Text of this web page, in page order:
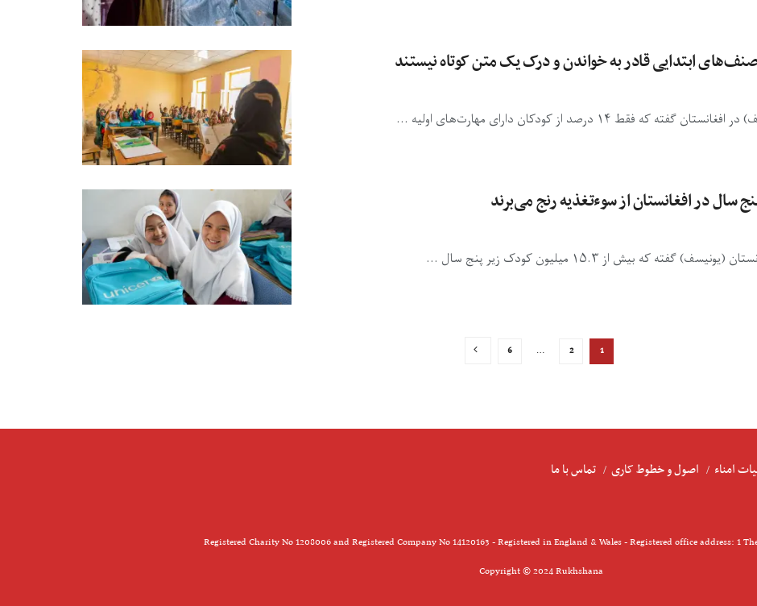
درصد از کودکان دارای مهارت‌های اولیه ...
بیش از ۱۵.۳ میلیون کودک زیر پنج سال ...
1
2
…
6
امناء اصول و خطوط کاری تماس با ما
Registered Charity No 1208006 and Registered Company No 14120163 - Registered in England & Wales - Registered office address: 1
Copyright © 2024 Rukhshana